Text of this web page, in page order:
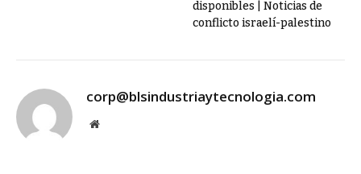
disponibles | Noticias de
conflicto israelí-palestino
corp@blsindustriaytecnologia.com
Website